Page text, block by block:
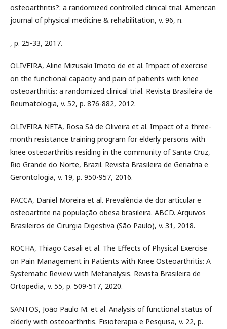
osteoarthritis?: a randomized controlled clinical trial. American
journal of physical medicine & rehabilitation, v. 96, n.
, p. 25-33, 2017.
OLIVEIRA, Aline Mizusaki Imoto de et al. Impact of exercise
on the functional capacity and pain of patients with knee
osteoarthritis: a randomized clinical trial. Revista Brasileira de
Reumatologia, v. 52, p. 876-882, 2012.
OLIVEIRA NETA, Rosa Sá de Oliveira et al. Impact of a three-
month resistance training program for elderly persons with
knee osteoarthritis residing in the community of Santa Cruz,
Rio Grande do Norte, Brazil. Revista Brasileira de Geriatria e
Gerontologia, v. 19, p. 950-957, 2016.
PACCA, Daniel Moreira et al. Prevalência de dor articular e
osteoartrite na população obesa brasileira. ABCD. Arquivos
Brasileiros de Cirurgia Digestiva (São Paulo), v. 31, 2018.
ROCHA, Thiago Casali et al. The Effects of Physical Exercise
on Pain Management in Patients with Knee Osteoarthritis: A
Systematic Review with Metanalysis. Revista Brasileira de
Ortopedia, v. 55, p. 509-517, 2020.
SANTOS, João Paulo M. et al. Analysis of functional status of
elderly with osteoarthritis. Fisioterapia e Pesquisa, v. 22, p.